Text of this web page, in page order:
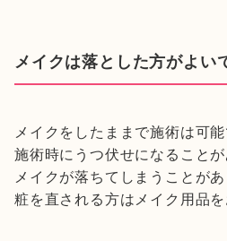
メイクは落とした方がよい
メイクをしたままで施術は可能
施術時にうつ伏せになることが
メイクが落ちてしまうことが
粧を直される方はメイク用品を